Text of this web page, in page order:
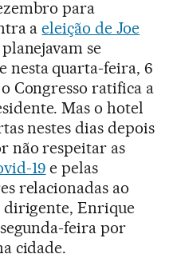
para
aeleição de Joe
se
nesta quarta-feira, 6
Congresso ratifica a
Mas o hotel
nestes dias depois
não respeitar as
19 e pelas
relacionadas ao
dirigente, Enrique
feira por
cidade.